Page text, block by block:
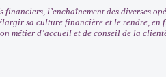
l’enchaînement des diverses
sa culture financière et le rendre, en
métier d’accueil et de conseil de la